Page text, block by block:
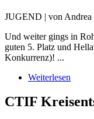
JUGEND | von Andrea
Und weiter gings in
guten 5. Platz und
Konkurrenz)! ...
Weiterlesen
CTIF